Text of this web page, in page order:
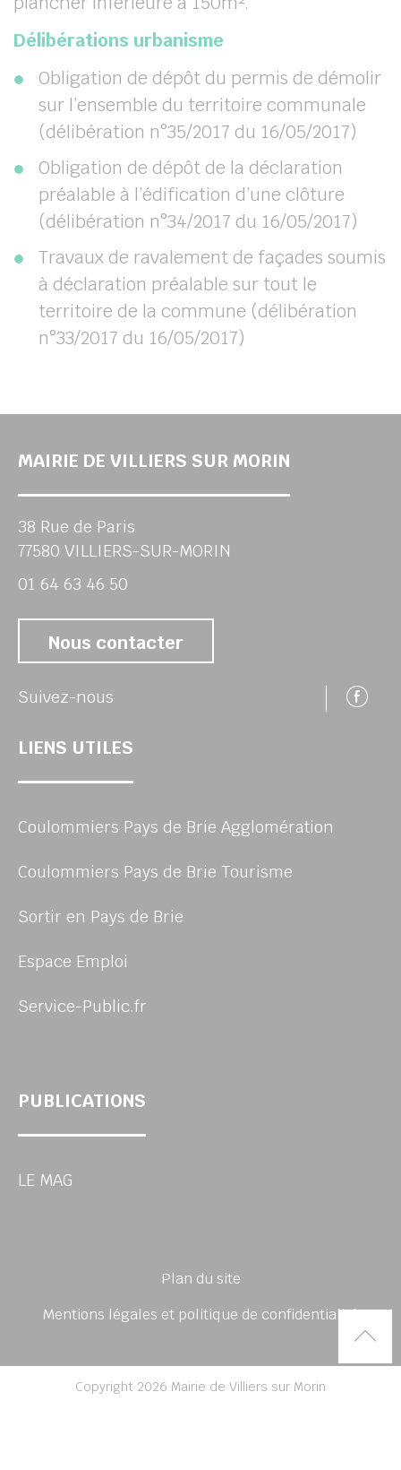
Délibérations urbanisme
Obligation de dépôt du permis de démolir
sur l’ensemble du territoire communale
(délibération n°35/2017 du 16/05/2017)
Obligation de dépôt de la déclaration
préalable à l’édification d’une clôture
(délibération n°34/2017 du 16/05/2017)
Travaux de ravalement de façades soumis
à déclaration préalable sur tout le
territoire de la commune (délibération
n°33/2017 du 16/05/2017)
MAIRIE DE VILLIERS SUR MORIN
38 Rue de Paris
77580 VILLIERS-SUR-MORIN
01 64 63 46 50
Nous contacter
Suivez-nous
LIENS UTILES
Coulommiers Pays de Brie Agglomération
Coulommiers Pays de Brie Tourisme
Sortir en Pays de Brie
Espace Emploi
Service-Public.fr
PUBLICATIONS
LE MAG
Plan du site
Mentions légales et politique de confidentialité
Copyright 2026 Mairie de Villiers sur Morin